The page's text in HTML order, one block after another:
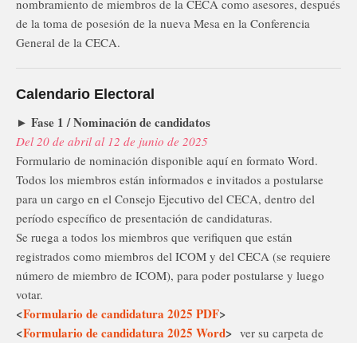
nombramiento de miembros de la CECA como asesores, después
de la toma de posesión de la nueva Mesa en la Conferencia
General de la CECA.
Calendario Electoral
► Fase 1 / Nominación de candidatos
Del 20 de abril al 12 de junio de 2025
Formulario de nominación disponible aquí en formato Word.
Todos los miembros están informados e invitados a postularse
para un cargo en el Consejo Ejecutivo del CECA, dentro del
período específico de presentación de candidaturas.
Se ruega a todos los miembros que verifiquen que están
registrados como miembros del ICOM y del CECA (se requiere
número de miembro de ICOM), para poder postularse y luego
votar.
<Formulario de candidatura 2025 PDF>
<Formulario de candidatura 2025 Word> ver su carpeta de